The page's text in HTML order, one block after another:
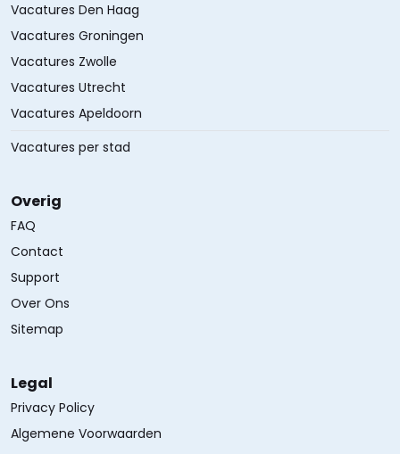
Vacatures Den Haag
Vacatures Groningen
Vacatures Zwolle
Vacatures Utrecht
Vacatures Apeldoorn
Vacatures per stad
Overig
FAQ
Contact
Support
Over Ons
Sitemap
Legal
Privacy Policy
Algemene Voorwaarden